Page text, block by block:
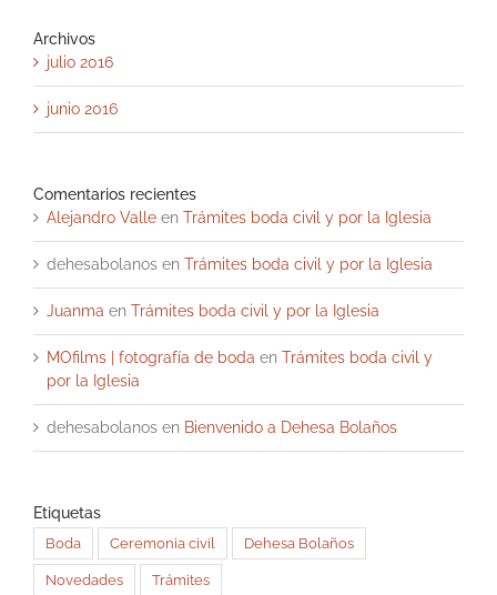
Archivos
julio 2016
junio 2016
Comentarios recientes
Alejandro Valle en Trámites boda civil y por la Iglesia
dehesabolanos en Trámites boda civil y por la Iglesia
Juanma en Trámites boda civil y por la Iglesia
MOfilms | fotografía de boda en Trámites boda civil y
por la Iglesia
dehesabolanos en Bienvenido a Dehesa Bolaños
Etiquetas
Boda Ceremonia civil Dehesa Bolaños
Novedades Trámites